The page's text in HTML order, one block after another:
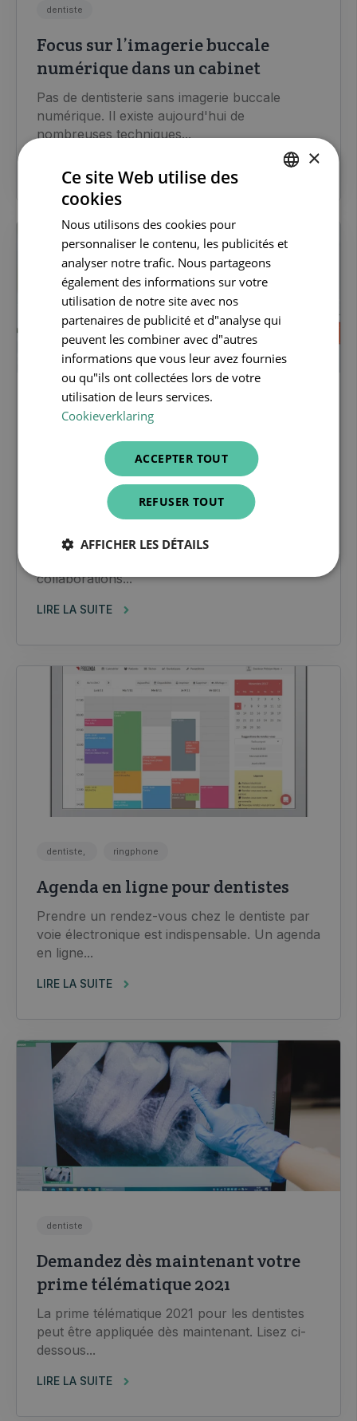
dentiste
Focus sur l’imagerie buccale
numérique dans un cabinet
Pas de dentisterie sans imagerie buccale
numérique. Il existe aujourd'hui de
nombreuses techniques...
« L’hygiéniste bucco-dentaire est
la personne qui fait office
d’intermédiaire entre le dentiste
et le patient. »
Le métier d’hygiéniste bucco-dentaire est
collaborations...
LIRE LA SUITE
dentiste, ringphone
Agenda en ligne pour dentistes
Prendre un rendez-vous chez le dentiste par
voie électronique est indispensable. Un agenda
en ligne...
LIRE LA SUITE
dentiste
Demandez dès maintenant votre
prime télématique 2021
La prime télématique 2021 pour les dentistes
peut être appliquée dès maintenant. Lisez ci-
dessous...
LIRE LA SUITE
×
Ce site Web utilise des
cookies
Nous utilisons des cookies pour
personnaliser le contenu, les publicités et
analyser notre trafic. Nous partageons
également des informations sur votre
utilisation de notre site avec nos
partenaires de publicité et d"analyse qui
peuvent les combiner avec d"autres
informations que vous leur avez fournies
ou qu"ils ont collectées lors de votre
utilisation de leurs services.
Cookieverklaring
ACCEPTER TOUT
REFUSER TOUT
AFFICHER LES DÉTAILS